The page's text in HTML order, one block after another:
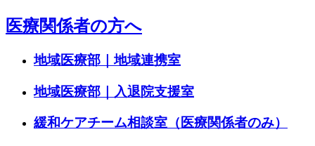
医療関係者の方へ
地域医療部｜地域連携室
地域医療部｜入退院支援室
緩和ケアチーム相談室（医療関係者のみ）